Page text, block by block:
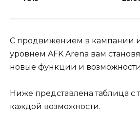
С продвижением в кампании
уровнем AFK Arena вам
новые функции и
Ниже представлена таблица с
каждой возможности.